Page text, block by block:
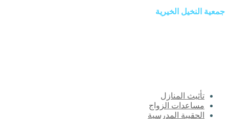
جمعية النخيل الخيرية
تأثيث المنازل
مساعدات الزواج
الحقيبة المدرسية